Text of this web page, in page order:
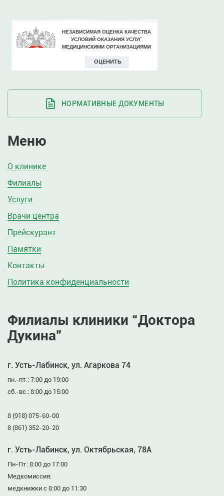
НОРМАТИВНЫЕ ДОКУМЕНТЫ
Меню
О клинике
Филиалы
Услуги
Врачи центра
Прейскурант
Памятки
Контакты
Политика конфиденциальности
Филиалы клиники “Доктора
Дукина”
г. Усть-Лабинск, ул. Агаркова 74
пн.-пт.: 7:00 до 19:00
сб.-вс.: 8:00 до 15:00
8 (918) 075-60-00
8 (861) 352-20-20
г. Усть-Лабинск, ул. Октябрьская, 78А
Пн-Пт: 8:00 до 17:00
Медкомиссия:
медкнижки с 8:00 до 11:30